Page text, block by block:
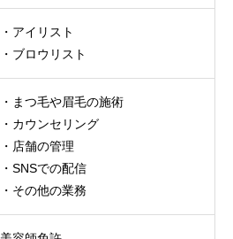
・アイリスト
・ブロウリスト
・まつ毛や眉毛の施術
・カウンセリング
・店舗の管理
・SNSでの配信
・その他の業務